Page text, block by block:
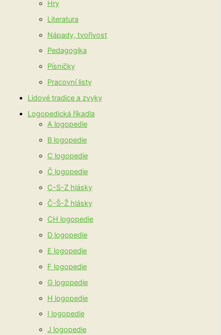
Hry
Literatura
Nápady, tvořivost
Pedagogika
Písničky
Pracovní listy
Lidové tradice a zvyky
Logopedická říkadla
A logopedie
B logopedie
C logopedie
Č logopedie
C-S-Z hlásky
Č-Š-Ž hlásky
CH logopedie
D logopedie
E logopedie
F logopedie
G logopedie
H logopedie
I logopedie
J logopedie